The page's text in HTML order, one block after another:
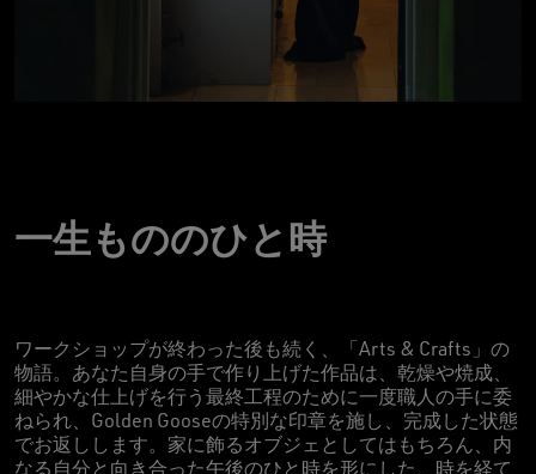
一生もののひと時
ワークショップが終わった後も続く、「Arts & Crafts」の
物語。あなた自身の手で作り上げた作品は、乾燥や焼成、
細やかな仕上げを行う最終工程のために一度職人の手に委
ねられ、Golden Gooseの特別な印章を施し、完成した状態
でお返しします。家に飾るオブジェとしてはもちろん、内
なる自分と向き合った午後のひと時を形にした、時を経て